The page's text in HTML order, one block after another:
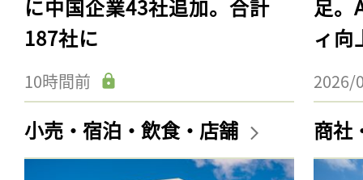
に中国企業43社追加。合計
187社に
10時間前
足。
ィ向
2026/
小売・宿泊・飲食・店舗 商社